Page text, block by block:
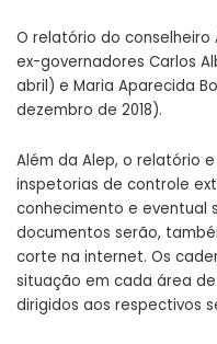
O relatório do
ex-governadores Carlos
abril) e Maria Aparecida
dezembro de 2018).
Além da Alep, o relatório
inspetorias de controle
conhecimento e eventual
documentos serão,
corte na internet. Os
situação em cada área
dirigidos aos respectivos